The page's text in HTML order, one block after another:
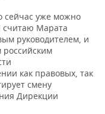
сейчас уже можно
считаю Марата
руководителем, и
российским
как правовых, так
смену
Дирекции